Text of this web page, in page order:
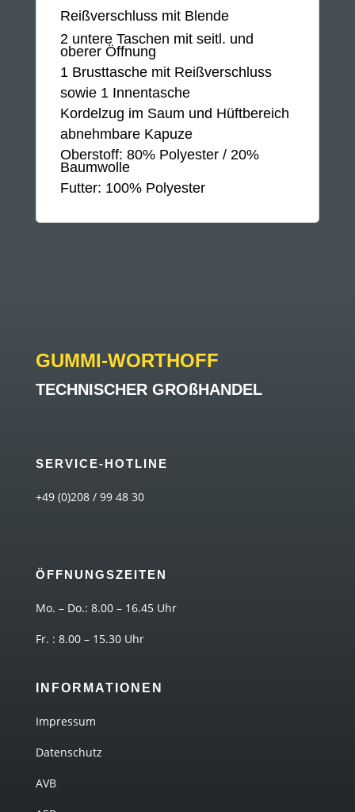
Reißverschluss mit Blende
2 untere Taschen mit seitl. und
oberer Öffnung
1 Brusttasche mit Reißverschluss
sowie 1 Innentasche
Kordelzug im Saum und Hüftbereich
abnehmbare Kapuze
Oberstoff: 80% Polyester / 20%
Baumwolle
Futter: 100% Polyester
GUMMI-WORTHOFF
TECHNISCHER GROßHANDEL
SERVICE-HOTLINE
+49 (0)208 / 99 48 30
ÖFFNUNGSZEITEN
Mo. – Do.: 8.00 – 16.45 Uhr
Fr. : 8.00 – 15.30 Uhr
INFORMATIONEN
Impressum
Datenschutz
AVB